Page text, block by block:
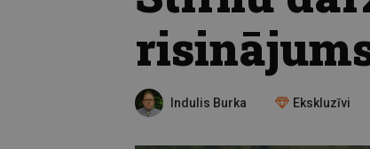
Indulis Burka Ekskluzīvi